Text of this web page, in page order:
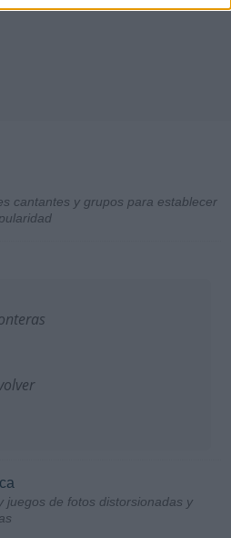
cantantes y grupos para establecer
juegos de fotos distorsionadas y